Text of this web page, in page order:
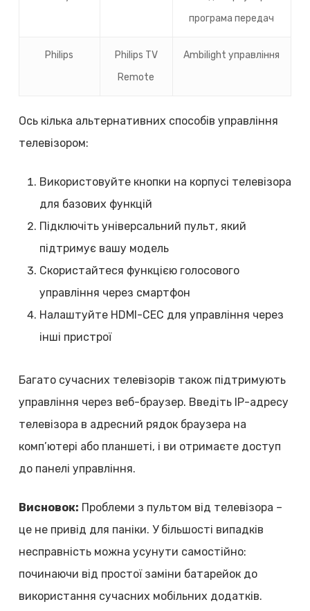
програма передач
Philips
Philips TV
Remote
Ambilight управління
Ось кілька альтернативних способів управління
телевізором:
Використовуйте кнопки на корпусі телевізора
для базових функцій
Підключіть універсальний пульт, який
підтримує вашу модель
Скористайтеся функцією голосового
управління через смартфон
Налаштуйте HDMI-CEC для управління через
інші пристрої
Багато сучасних телевізорів також підтримують
управління через веб-браузер. Введіть IP-адресу
телевізора в адресний рядок браузера на
комп’ютері або планшеті, і ви отримаєте доступ
до панелі управління.
Висновок: Проблеми з пультом від телевізора –
це не привід для паніки. У більшості випадків
несправність можна усунути самостійно:
починаючи від простої заміни батарейок до
використання сучасних мобільних додатків.